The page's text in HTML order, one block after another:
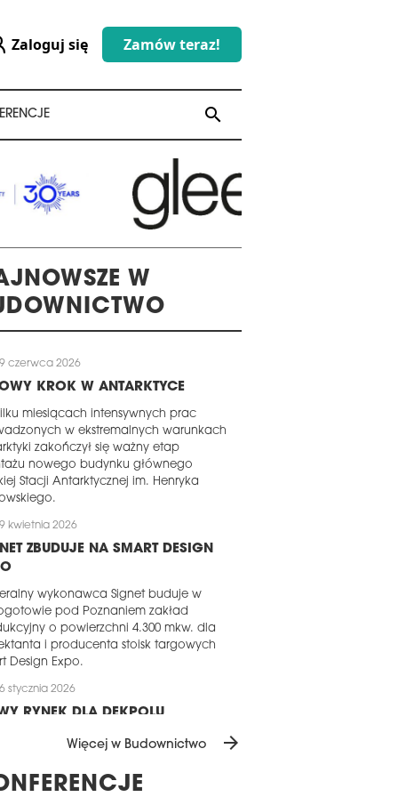
Zaloguj się Zamów teraz!
search
W
czerwca 2026
KROK W ANTARKTYCE
miesiącach intensywnych prac
w ekstremalnych warunkach
zakończył się ważny etap
nowego budynku głównego
Stacji Antarktycznej im. Henryka
kwietnia 2026
ZBUDUJE NA SMART DESIGN
wykonawca Signet buduje w
pod Poznaniem zakład
o powierzchni 4.300 mkw. dla
i producenta stoisk targowych
Design Expo.
stycznia 2026
RYNEK DLA DEKPOLU
Budownictwo rozszerza swoją
roku spółka zawarła umowę z
na realizację prac
Więcej w Budownictwo arrow_forward